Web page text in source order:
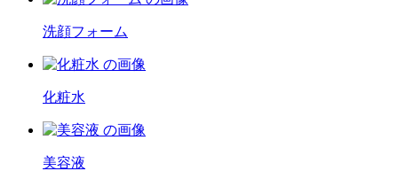
洗顔フォーム
化粧水
美容液